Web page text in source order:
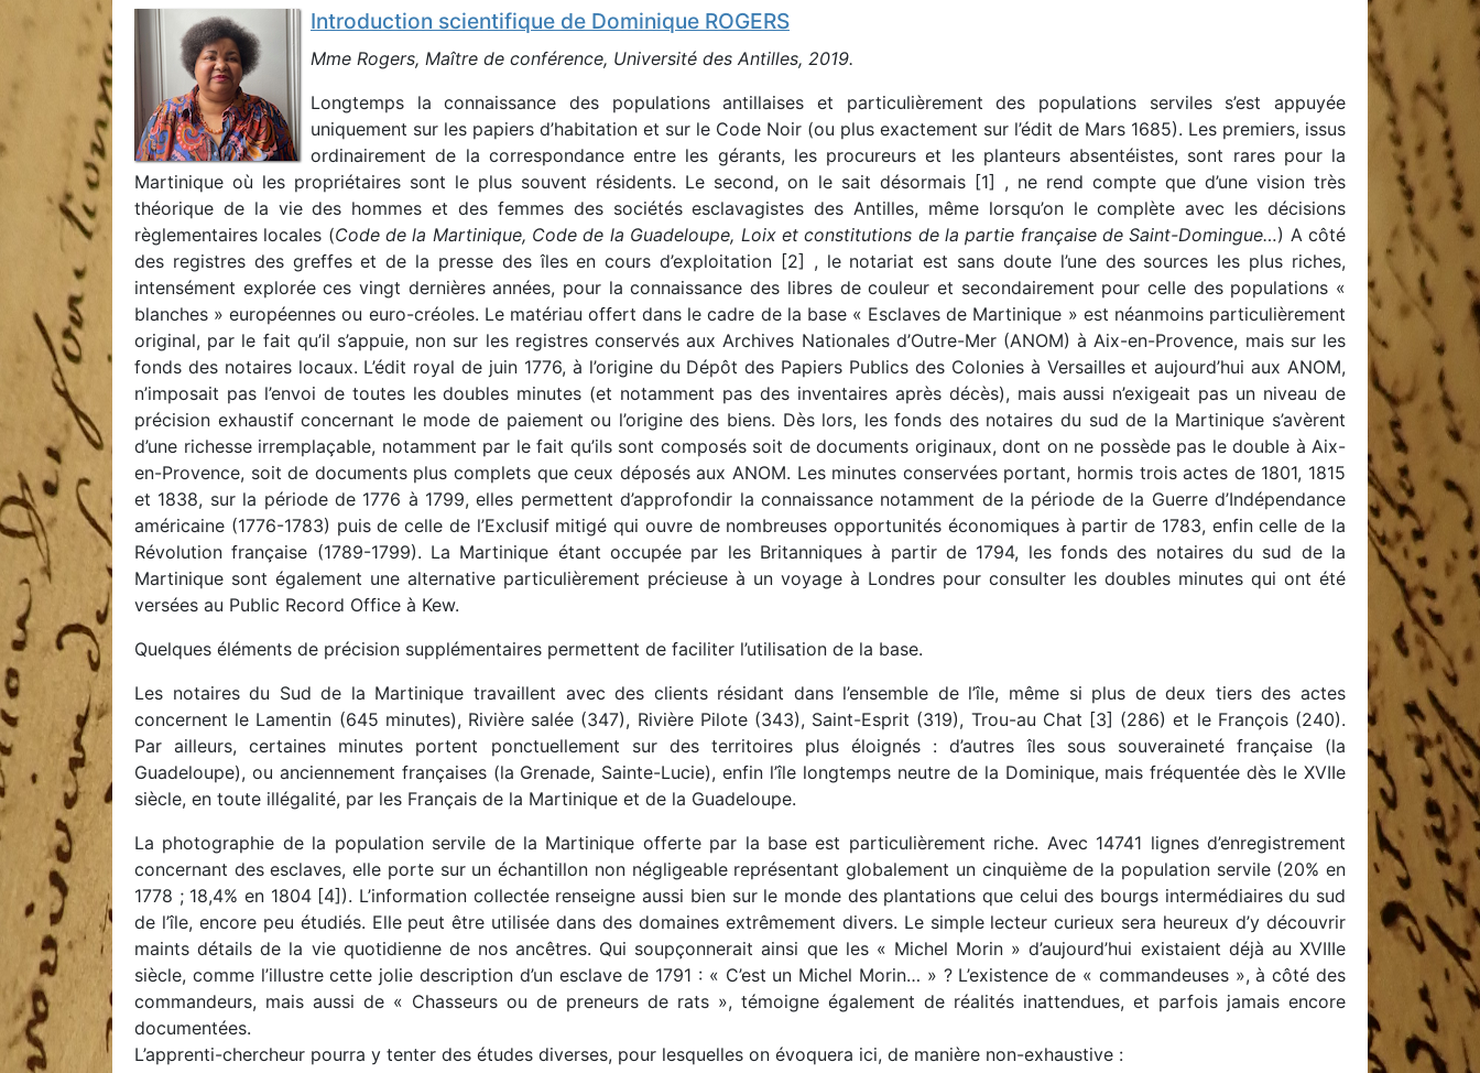
Introduction scientifique de Dominique ROGERS
Mme Rogers, Maître de conférence, Université des Antilles, 2019.
Longtemps la connaissance des populations antillaises et particulièrement des populations serviles s’est appuyée
uniquement sur les papiers d’habitation et sur le Code Noir (ou plus exactement sur l’édit de Mars 1685). Les premiers, issus
ordinairement de la correspondance entre les gérants, les procureurs et les planteurs absentéistes, sont rares pour la
Martinique où les propriétaires sont le plus souvent résidents. Le second, on le sait désormais [1] , ne rend compte que d’une vision très
théorique de la vie des hommes et des femmes des sociétés esclavagistes des Antilles, même lorsqu’on le complète avec les décisions
règlementaires locales (Code de la Martinique, Code de la Guadeloupe, Loix et constitutions de la partie française de Saint-Domingue…) A côté
des registres des greffes et de la presse des îles en cours d’exploitation [2] , le notariat est sans doute l’une des sources les plus riches,
intensément explorée ces vingt dernières années, pour la connaissance des libres de couleur et secondairement pour celle des populations «
blanches » européennes ou euro-créoles. Le matériau offert dans le cadre de la base « Esclaves de Martinique » est néanmoins particulièrement
original, par le fait qu’il s’appuie, non sur les registres conservés aux Archives Nationales d’Outre-Mer (ANOM) à Aix-en-Provence, mais sur les
fonds des notaires locaux. L’édit royal de juin 1776, à l’origine du Dépôt des Papiers Publics des Colonies à Versailles et aujourd’hui aux ANOM,
n’imposait pas l’envoi de toutes les doubles minutes (et notamment pas des inventaires après décès), mais aussi n’exigeait pas un niveau de
précision exhaustif concernant le mode de paiement ou l’origine des biens. Dès lors, les fonds des notaires du sud de la Martinique s’avèrent
d’une richesse irremplaçable, notamment par le fait qu’ils sont composés soit de documents originaux, dont on ne possède pas le double à Aix-
en-Provence, soit de documents plus complets que ceux déposés aux ANOM. Les minutes conservées portant, hormis trois actes de 1801, 1815
et 1838, sur la période de 1776 à 1799, elles permettent d’approfondir la connaissance notamment de la période de la Guerre d’Indépendance
américaine (1776-1783) puis de celle de l’Exclusif mitigé qui ouvre de nombreuses opportunités économiques à partir de 1783, enfin celle de la
Révolution française (1789-1799). La Martinique étant occupée par les Britanniques à partir de 1794, les fonds des notaires du sud de la
Martinique sont également une alternative particulièrement précieuse à un voyage à Londres pour consulter les doubles minutes qui ont été
versées au Public Record Office à Kew.
Quelques éléments de précision supplémentaires permettent de faciliter l’utilisation de la base.
Les notaires du Sud de la Martinique travaillent avec des clients résidant dans l’ensemble de l’île, même si plus de deux tiers des actes
concernent le Lamentin (645 minutes), Rivière salée (347), Rivière Pilote (343), Saint-Esprit (319), Trou-au Chat [3] (286) et le François (240).
Par ailleurs, certaines minutes portent ponctuellement sur des territoires plus éloignés : d’autres îles sous souveraineté française (la
Guadeloupe), ou anciennement françaises (la Grenade, Sainte-Lucie), enfin l’île longtemps neutre de la Dominique, mais fréquentée dès le XVIIe
siècle, en toute illégalité, par les Français de la Martinique et de la Guadeloupe.
La photographie de la population servile de la Martinique offerte par la base est particulièrement riche. Avec 14741 lignes d’enregistrement
concernant des esclaves, elle porte sur un échantillon non négligeable représentant globalement un cinquième de la population servile (20% en
1778 ; 18,4% en 1804 [4]). L’information collectée renseigne aussi bien sur le monde des plantations que celui des bourgs intermédiaires du sud
de l’île, encore peu étudiés. Elle peut être utilisée dans des domaines extrêmement divers. Le simple lecteur curieux sera heureux d’y découvrir
maints détails de la vie quotidienne de nos ancêtres. Qui soupçonnerait ainsi que les « Michel Morin » d’aujourd’hui existaient déjà au XVIIIe
siècle, comme l’illustre cette jolie description d’un esclave de 1791 : « C’est un Michel Morin… » ? L’existence de « commandeuses », à côté des
commandeurs, mais aussi de « Chasseurs ou de preneurs de rats », témoigne également de réalités inattendues, et parfois jamais encore
documentées.
L’apprenti-chercheur pourra y tenter des études diverses, pour lesquelles on évoquera ici, de manière non-exhaustive :